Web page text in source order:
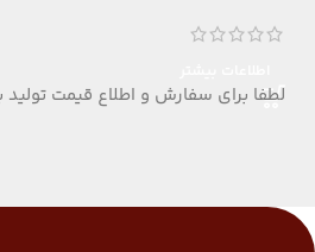
لطفا برای سفارش و اطلاع قیمت تولید بالای 100 عدد با شماره تلفن 09124152407